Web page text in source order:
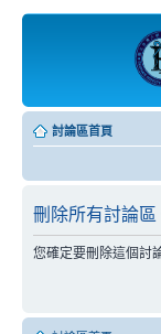
討論區首頁
刪除所有討論
您確定要刪除這個討